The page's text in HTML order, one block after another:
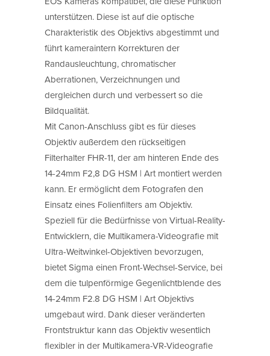
unterstützen. Diese ist auf die optische
Charakteristik des Objektivs abgestimmt und
führt kameraintern Korrekturen der
Randausleuchtung, chromatischer
Aberrationen, Verzeichnungen und
dergleichen durch und verbessert so die
Bildqualität.
Mit Canon-Anschluss gibt es für dieses
Objektiv außerdem den rückseitigen
Filterhalter FHR-11, der am hinteren Ende des
14-24mm F2,8 DG HSM | Art montiert werden
kann. Er ermöglicht dem Fotografen den
Einsatz eines Folienfilters am Objektiv.
Speziell für die Bedürfnisse von Virtual-Reality-
Entwicklern, die Multikamera-Videografie mit
Ultra-Weitwinkel-Objektiven bevorzugen,
bietet Sigma einen Front-Wechsel-Service, bei
dem die tulpenförmige Gegenlichtblende des
14-24mm F2.8 DG HSM | Art Objektivs
umgebaut wird. Dank dieser veränderten
Frontstruktur kann das Objektiv wesentlich
flexibler in der Multikamera-VR-Videografie